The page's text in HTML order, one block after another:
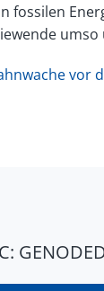
fossilen
umso